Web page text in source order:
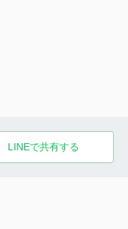
LINEで共有する